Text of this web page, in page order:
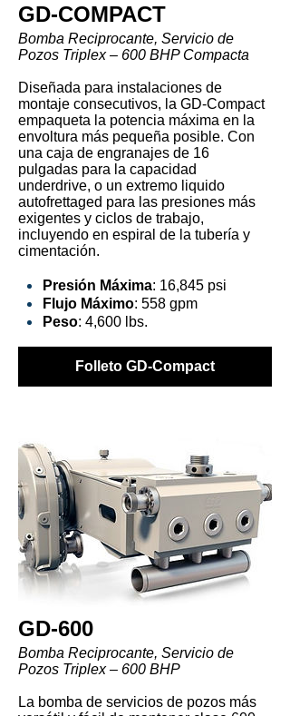
GD-COMPACT
Bomba Reciprocante, Servicio de
Pozos Triplex – 600 BHP Compacta
Diseñada para instalaciones de
montaje consecutivos, la GD-Compact
empaqueta la potencia máxima en la
envoltura más pequeña posible. Con
una caja de engranajes de 16
pulgadas para la capacidad
underdrive, o un extremo liquido
autofrettaged para las presiones más
exigentes y ciclos de trabajo,
incluyendo en espiral de la tubería y
cimentación.
Presión Máxima: 16,845 psi
Flujo Máximo: 558 gpm
Peso: 4,600 lbs.
Folleto GD-Compact
GD-600
Bomba Reciprocante, Servicio de
Pozos Triplex – 600 BHP
La bomba de servicios de pozos más